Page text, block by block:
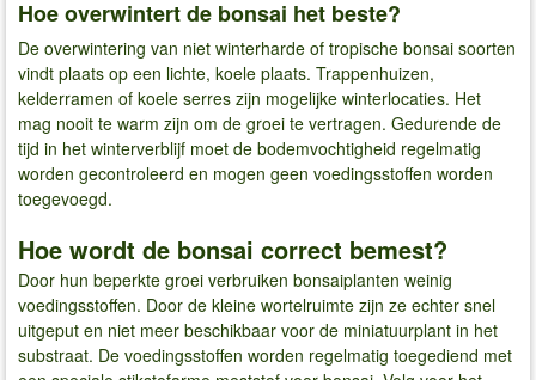
Hoe overwintert de bonsai het beste?
De overwintering van niet winterharde of tropische bonsai soorten
vindt plaats op een lichte, koele plaats. Trappenhuizen,
kelderramen of koele serres zijn mogelijke winterlocaties. Het
mag nooit te warm zijn om de groei te vertragen. Gedurende de
tijd in het winterverblijf moet de bodemvochtigheid regelmatig
worden gecontroleerd en mogen geen voedingsstoffen worden
toegevoegd.
Hoe wordt de bonsai correct bemest?
Door hun beperkte groei verbruiken bonsaiplanten weinig
voedingsstoffen. Door de kleine wortelruimte zijn ze echter snel
uitgeput en niet meer beschikbaar voor de miniatuurplant in het
substraat. De voedingsstoffen worden regelmatig toegediend met